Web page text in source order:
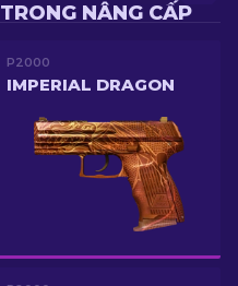
TRONG NÂNG CẤP
P2000
IMPERIAL DRAGON